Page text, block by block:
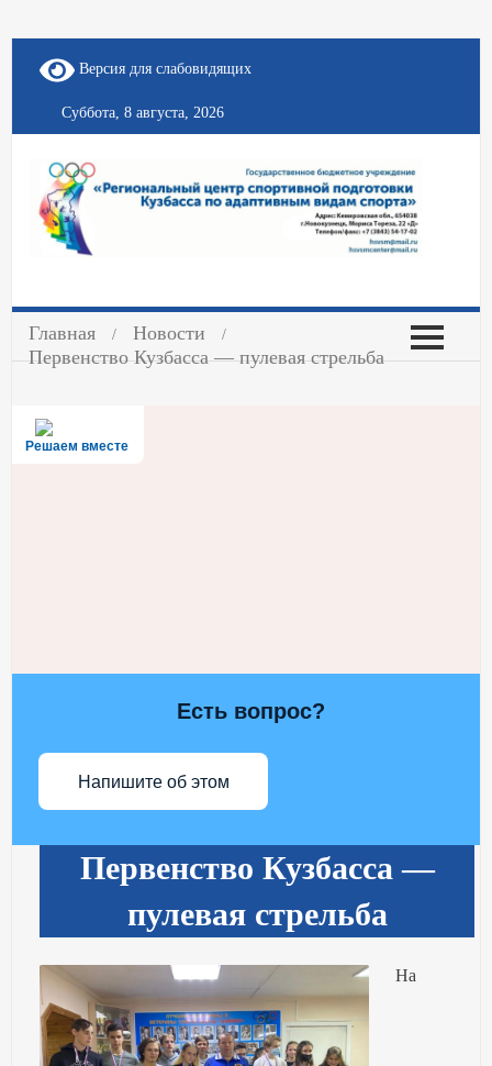
Версия для слабовидящих
Суббота, 8 августа, 2026
Главная
Новости
Первенство Кузбасса — пулевая стрельба
Решаем вместе
Есть вопрос?
Напишите об этом
Первенство Кузбасса —
пулевая стрельба
На